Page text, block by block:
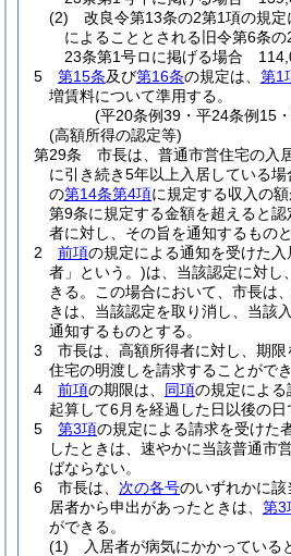
(2)
改良令第13条の2第1項の規定
によることとされる旧令第6条
23条第1号ロに掲げる場合
5
第15条及び第16条の規定は、 第1
増賃料について準用する。
(平20条例39・平24条例15
(高額所得の認定等)
第29条
市長は、普通市営住宅の入
に引き続き5年以上入居している
の第14条第4項に規定する収入の
第9条に規定する金額を超えると
者に対し、その旨を通知するものと
2
前項の規定による通知を受けた入
者」という。)は、当該認定に対し
きる。
この場合において、市長は
きは、当該認定を取り消し、当該
通知するものとする。
3
市長は、高額所得者に対し、期
住宅の明渡しを請求することができ
4
前項の期限は、 同項の規定による
起算して6月を経過した日以後の日
5
第3項の規定による請求を受けた者
したときは、速やかに当該普通市
ばならない。
6
市長は、 次の各号のいずれかに該
居者から申出があったときは、 第3
ができる。
(1)
入居者が病気にかかっている